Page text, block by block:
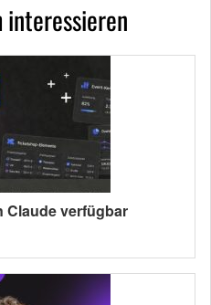
interessieren
Claude verfügbar